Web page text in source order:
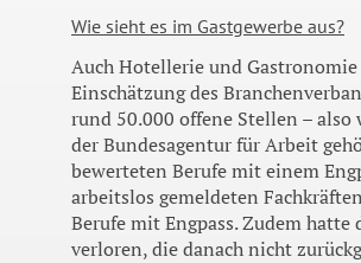
Wie sieht es im Gastgewerbe aus?
Auch Hotellerie und
Einschätzung des
rund 50.000 offene Stellen –
der Bundesagentur für Arbeit
bewerteten Berufe mit einem
arbeitslos gemeldeten
Berufe mit Engpass. Zudem
verloren, die danach nicht